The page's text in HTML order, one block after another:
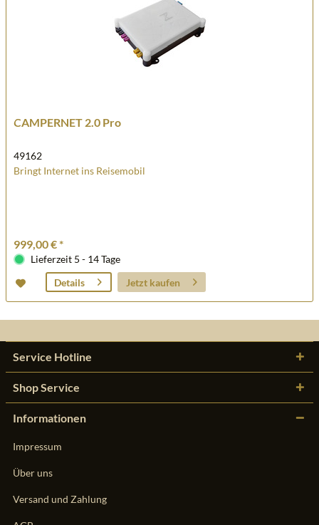
CAMPERNET 2.0 Pro
49162
Bringt Internet ins Reisemobil
999,00 € *
Lieferzeit 5 - 14 Tage
Details
Jetzt kaufen
Service Hotline
Shop Service
Informationen
Impressum
Über uns
Versand und Zahlung